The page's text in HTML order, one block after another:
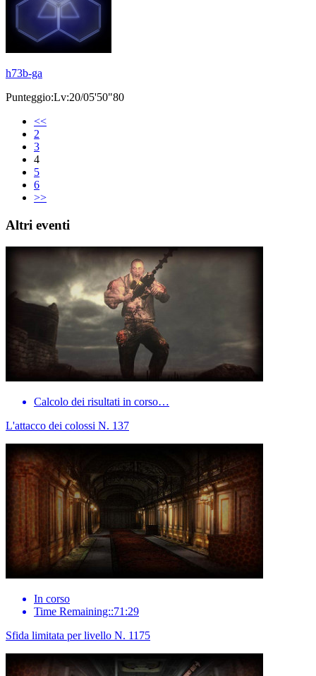
h73b-ga
Punteggio:Lv:20/05'50"80
<<
2
3
4
5
6
>>
Altri eventi
Calcolo dei risultati in corso…
L'attacco dei colossi N. 137
In corso
Time Remaining::71:29
Sfida limitata per livello N. 1175